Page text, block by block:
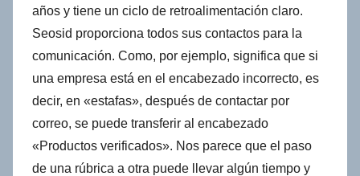
años y tiene un ciclo de retroalimentación claro.
Seosid proporciona todos sus contactos para la
comunicación. Como, por ejemplo, significa que si
una empresa está en el encabezado incorrecto, es
decir, en «estafas», después de contactar por
correo, se puede transferir al encabezado
«Productos verificados». Nos parece que el paso
de una rúbrica a otra puede llevar algún tiempo y